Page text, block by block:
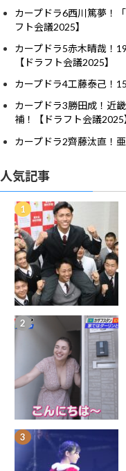
カープドラ6西川篤夢！
フト会議2025】
カープドラ5赤木晴哉！
【ドラフト会議2025】
カープドラ4工藤泰己！
カープドラ3勝田成！近
補！【ドラフト会議2025
カープドラ2齊藤汰直！
人気記事